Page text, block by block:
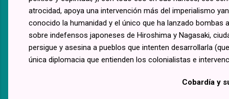
atrocidad, apoya una intervención más del imperialismo
conocido la humanidad y el único que ha lanzado bombas
sobre indefensos japoneses de Hiroshima y Nagasaki,
persigue y asesina a pueblos que intenten desarrollarla
única diplomacia que entienden los colonialistas e
Cobardía y